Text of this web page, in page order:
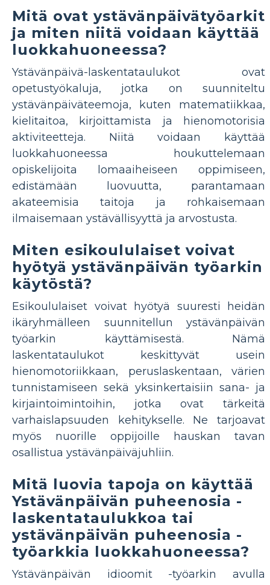
Mitä ovat ystävänpäivätyöarkit
ja miten niitä voidaan käyttää
luokkahuoneessa?
Ystävänpäivä-laskentataulukot ovat
opetustyökaluja, jotka on suunniteltu
ystävänpäiväteemoja, kuten matematiikkaa,
kielitaitoa, kirjoittamista ja hienomotorisia
aktiviteetteja. Niitä voidaan käyttää
luokkahuoneessa houkuttelemaan
opiskelijoita lomaaiheiseen oppimiseen,
edistämään luovuutta, parantamaan
akateemisia taitoja ja rohkaisemaan
ilmaisemaan ystävällisyyttä ja arvostusta.
Miten esikoululaiset voivat
hyötyä ystävänpäivän työarkin
käytöstä?
Esikoululaiset voivat hyötyä suuresti heidän
ikäryhmälleen suunnitellun ystävänpäivän
työarkin käyttämisestä. Nämä
laskentataulukot keskittyvät usein
hienomotoriikkaan, peruslaskentaan, värien
tunnistamiseen sekä yksinkertaisiin sana- ja
kirjaintoimintoihin, jotka ovat tärkeitä
varhaislapsuuden kehitykselle. Ne tarjoavat
myös nuorille oppijoille hauskan tavan
osallistua ystävänpäiväjuhliin.
Mitä luovia tapoja on käyttää
Ystävänpäivän puheenosia -
laskentataulukkoa tai
ystävänpäivän puheenosia -
työarkkia luokkahuoneessa?
Ystävänpäivän idioomit -työarkin avulla